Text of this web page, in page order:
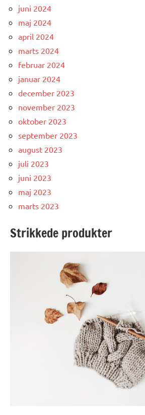
juni 2024
maj 2024
april 2024
marts 2024
februar 2024
januar 2024
december 2023
november 2023
oktober 2023
september 2023
august 2023
juli 2023
juni 2023
maj 2023
marts 2023
Strikkede produkter